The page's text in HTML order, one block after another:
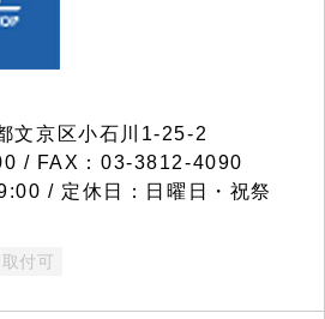
京区小石川1-25-2
/ FAX：03-3812-4090
/ 定休日：日曜日・祝祭
付可